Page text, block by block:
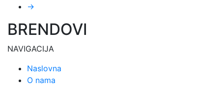
→
BRENDOVI
NAVIGACIJA
Naslovna
O nama